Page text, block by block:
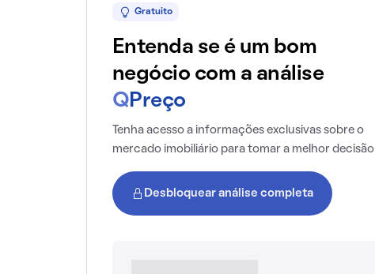
Gratuito
Entenda se é um bom
negócio com a análise
Q Preço
Tenha acesso a informações exclusivas sobre o
mercado imobiliário para tomar a melhor decisão
Desbloquear análise completa